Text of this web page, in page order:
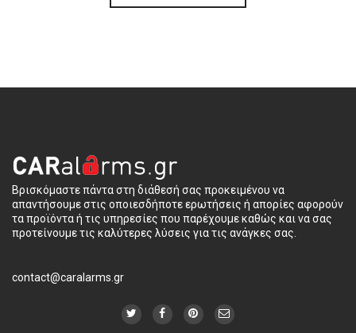
Βρισκόμαστε πάντα στη διάθεσή σας προκειμένου να
απαντήσουμε στις οποιεσδήποτε ερωτήσεις ή απορίες αφορούν
τα προϊόντα ή τις υπηρεσίες που παρέχουμε καθώς και να σας
προτείνουμε τις καλύτερες λύσεις για τις ανάγκες σας.
contact@caralarms.gr